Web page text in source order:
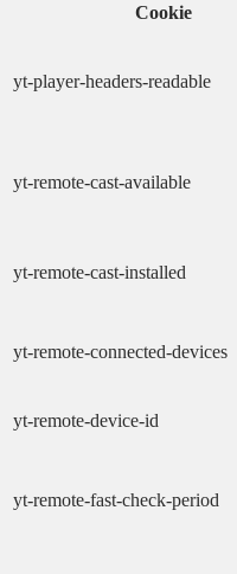
Cookie
yt-player-headers-readable
yt-remote-cast-available
yt-remote-cast-installed
yt-remote-connected-devices
yt-remote-device-id
yt-remote-fast-check-period